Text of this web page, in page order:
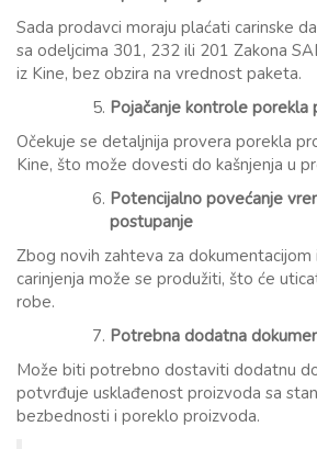
Sada prodavci moraju plaćati carinske
sa odeljcima 301, 232 ili 201 Zakona
iz Kine, bez obzira na vrednost paketa.
Pojačanje kontrole porekla
Očekuje se detaljnija provera porekla
Kine, što može dovesti do kašnjenja u
Potencijalno povećanje
postupanje
Zbog novih zahteva za
carinjenja može se produžiti, što će
robe.
Potrebna dodatna
Može biti potrebno dostaviti dodatnu
potvrđuje usklađenost proizvoda sa
bezbednosti i poreklo proizvoda.